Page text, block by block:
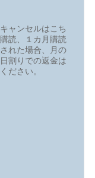
ャンセルはこち
読、１カ月購読
れた場合、月の
割りでの返金は
ださい。